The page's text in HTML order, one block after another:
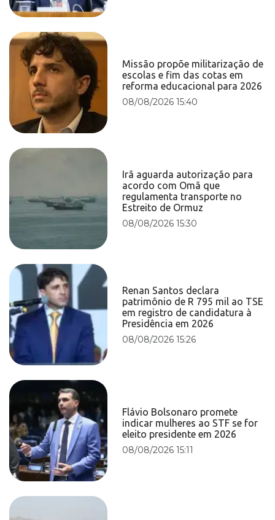
Missão propõe militarização de
escolas e fim das cotas em
reforma educacional para 2026
08/08/2026 15:40
Irã aguarda autorização para
acordo com Omã que
regulamenta transporte no
Estreito de Ormuz
08/08/2026 15:30
Renan Santos declara
patrimônio de R 795 mil ao TSE
em registro de candidatura à
Presidência em 2026
08/08/2026 15:26
Flávio Bolsonaro promete
indicar mulheres ao STF se for
eleito presidente em 2026
08/08/2026 15:11